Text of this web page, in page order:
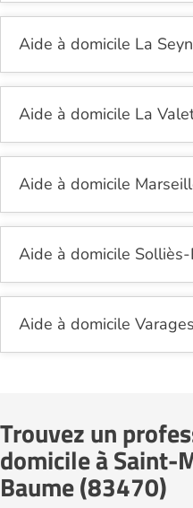
Aide à domicile La
Aide à domicile La
Aide à domicile
Aide à domicile
Aide à domicile
Trouvez un
domicile à Saint-
Baume (83470)